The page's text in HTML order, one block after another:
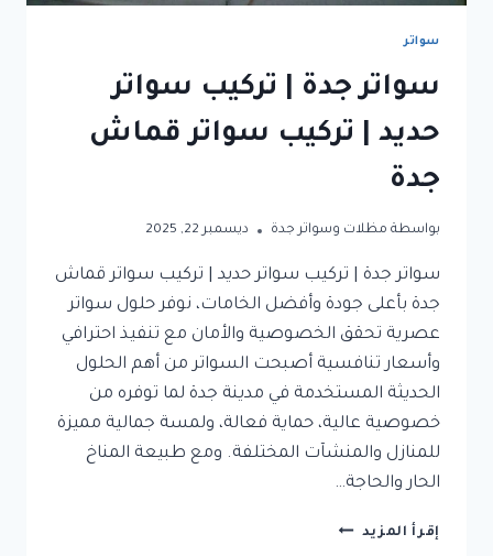
سواتر
سواتر جدة | تركيب سواتر
حديد | تركيب سواتر قماش
جدة
بواسطة مظلات وسواتر جدة ديسمبر 22, 2025
سواتر جدة | تركيب سواتر حديد | تركيب سواتر قماش
جدة بأعلى جودة وأفضل الخامات، نوفر حلول سواتر
عصرية تحقق الخصوصية والأمان مع تنفيذ احترافي
وأسعار تنافسية أصبحت السواتر من أهم الحلول
الحديثة المستخدمة في مدينة جدة لما توفره من
خصوصية عالية، حماية فعالة، ولمسة جمالية مميزة
للمنازل والمنشآت المختلفة. ومع طبيعة المناخ
الحار والحاجة…
إقرأ المزيد سواتر